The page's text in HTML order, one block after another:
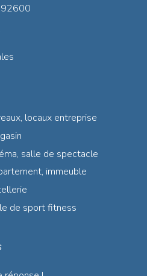
92600
locaux entreprise
salle de spectacle
immeuble
de sport fitness